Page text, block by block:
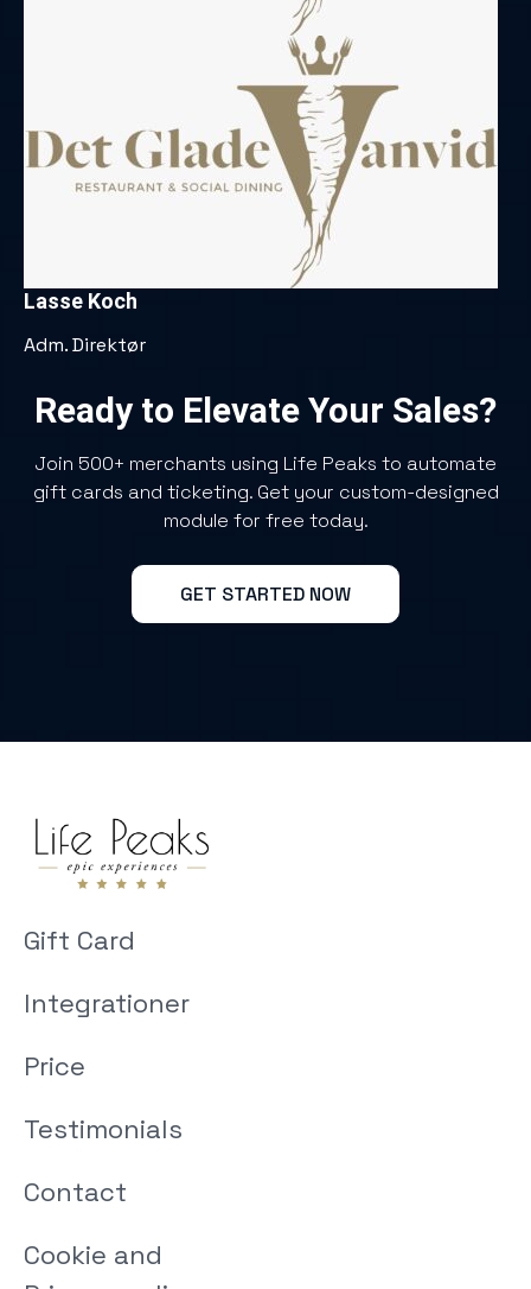
Lasse Koch
Adm. Direktør
Ready to Elevate Your Sales?
Join 500+ merchants using Life Peaks to automate
gift cards and ticketing. Get your custom-designed
module for free today.
GET STARTED NOW
Gift Card
Integrationer
Price
Testimonials
Contact
Cookie and